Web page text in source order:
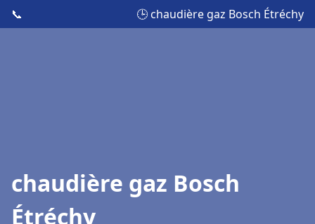
📞 🕒 chaudière gaz Bosch Étréchy
chaudière gaz Bosch
Étréchy